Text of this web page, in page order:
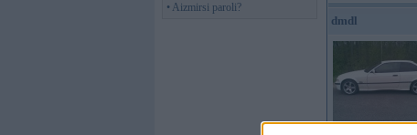
• Aizmirsi paroli?
dmdl